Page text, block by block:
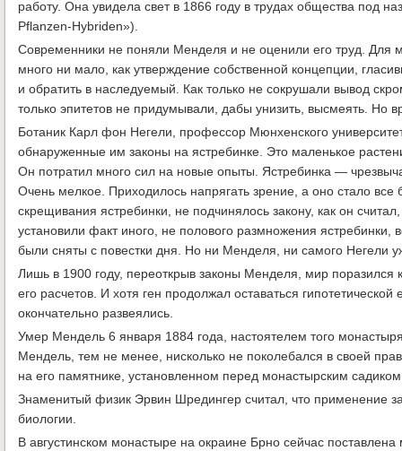
работу. Она увидела свет в 1866 году в трудах общества под
Pflanzen-Hybriden»).
Современники не поняли Менделя и не оценили его труд.
много ни мало, как утверждение собственной концепции,
и обратить в наследуемый. Как только не сокрушали вывод
только эпитетов не придумывали, дабы унизить, высмеять. Но
Ботаник Карл фон Негели, профессор Мюнхенского
обнаруженные им законы на ястребинке. Это маленькое
Он потратил много сил на новые опыты. Ястребинка —
Очень мелкое. Приходилось напрягать зрение, а оно стало
скрещивания ястребинки, не подчинялось закону, как он
установили факт иного, не полового размножения
были сняты с повестки дня. Но ни Менделя, ни самого Негели
Лишь в 1900 году, переоткрыв законы Менделя, мир поразился
его расчетов. И хотя ген продолжал оставаться
окончательно развеялись.
Умер Мендель 6 января 1884 года, настоятелем того
Мендель, тем не менее, нисколько не поколебался в своей
на его памятнике, установленном перед монастырским
Знаменитый физик Эрвин Шредингер считал, что применение
биологии.
В августинском монастыре на окраине Брно сейчас